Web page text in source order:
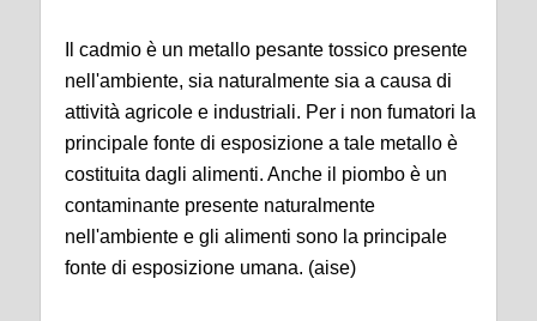
Il cadmio è un metallo pesante tossico presente
nell'ambiente, sia naturalmente sia a causa di
attività agricole e industriali. Per i non fumatori la
principale fonte di esposizione a tale metallo è
costituita dagli alimenti. Anche il piombo è un
contaminante presente naturalmente
nell'ambiente e gli alimenti sono la principale
fonte di esposizione umana. (aise)